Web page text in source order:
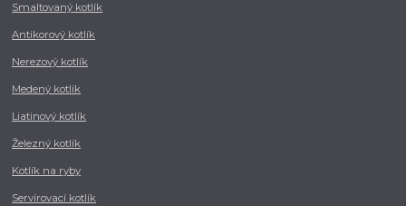
Smaltovaný kotlík
Antikorový kotlík
Nerezový kotlík
Medený kotlík
Liatinový kotlík
Železný kotlík
Kotlík na ryby
Servírovací kotlík